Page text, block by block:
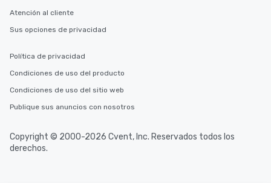
Atención al cliente
Sus opciones de privacidad
Política de privacidad
Condiciones de uso del producto
Condiciones de uso del sitio web
Publique sus anuncios con nosotros
Copyright © 2000-2026 Cvent, Inc. Reservados todos los
derechos.